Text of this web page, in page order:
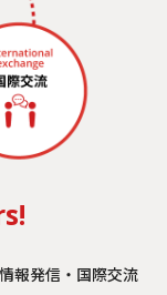
報発信・国際交流